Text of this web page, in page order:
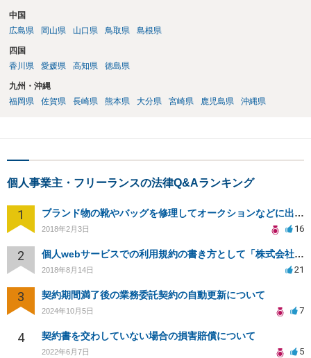
中国
広島県
岡山県 山口県 鳥取県 島根県
四国
香川県
愛媛県 高知県 徳島県
九州・沖縄
福岡県
佐賀県 長崎県 熊本県 大分県 宮崎県 鹿児島県 沖縄県
個人事業主・フリーランスの法律Q&Aランキング
1 ブランド物の靴やバッグを修理してオークションなどに出品したりすることは商標権の侵害にあたりますか？
2018年2月3日 16
2 個人webサービスでの利用規約の書き方として「株式会社○○（以下当社）」と違う表現はありますか？
2018年8月14日 21
3 契約期間満了後の業務委託契約の自動更新について
2024年10月5日 7
4 契約書を交わしていない場合の損害賠償について
2022年6月7日 5